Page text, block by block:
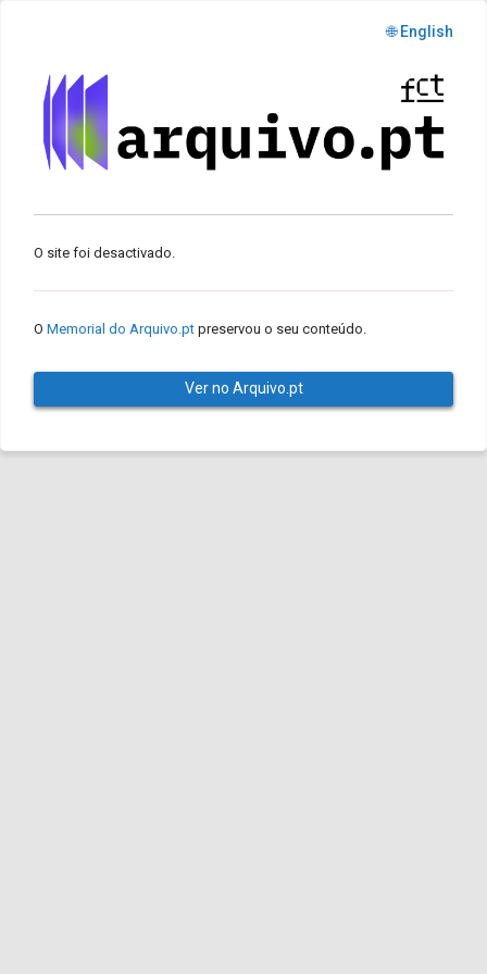
🌐 English
O site foi desactivado.
O Memorial do Arquivo.pt preservou o seu conteúdo.
Ver no Arquivo.pt